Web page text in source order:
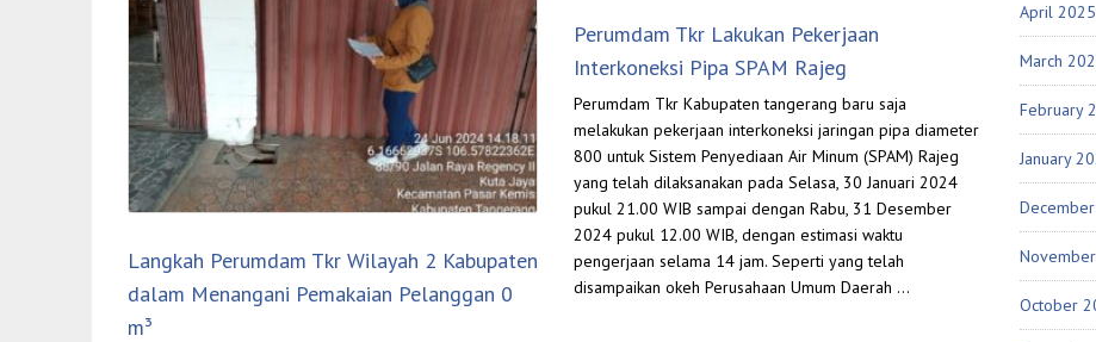
Langkah Perumdam Tkr Wilayah 2 Kabupaten
dalam Menangani Pemakaian Pelanggan 0
m³
Perumdam Tkr Lakukan Pekerjaan
Interkoneksi Pipa SPAM Rajeg
Perumdam Tkr Kabupaten tangerang baru saja
melakukan pekerjaan interkoneksi jaringan pipa diameter
800 untuk Sistem Penyediaan Air Minum (SPAM) Rajeg
yang telah dilaksanakan pada Selasa, 30 Januari 2024
pukul 21.00 WIB sampai dengan Rabu, 31 Desember
2024 pukul 12.00 WIB, dengan estimasi waktu
pengerjaan selama 14 jam. Seperti yang telah
disampaikan okeh Perusahaan Umum Daerah …
April 2025
March
February
January
October